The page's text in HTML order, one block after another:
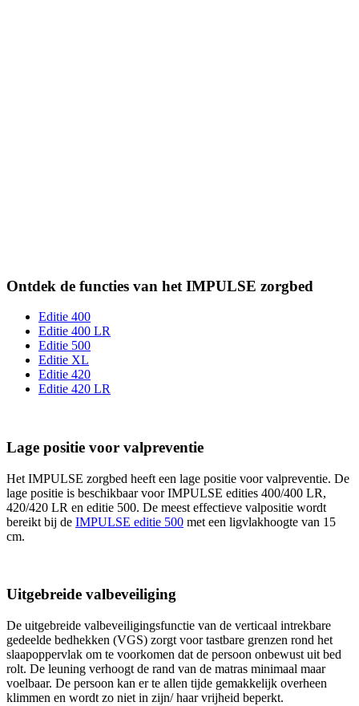
Ontdek de functies van het IMPULSE zorgbed
Editie ­400
Editie ­400 LR
Editie ­500
Editie ­XL
Editie ­420
Editie ­420 LR
Lage positie voor valpreventie
Het IMPULSE zorgbed heeft een lage positie voor valpreventie. De
lage positie is beschikbaar voor IMPULSE edities 400/400 LR,
420/420 LR en editie 500. De meest effectieve valpositie wordt
bereikt bij de IMPULSE editie 500 met een ligvlakhoogte van 15
cm.
Uitgebreide valbeveiliging
De uitgebreide valbeveiligingsfunctie van de verticaal intrekbare
gedeelde bedhekken (VGS) zorgt voor tastbare grenzen rond het
slaapoppervlak om te voorkomen dat de persoon onbewust uit bed
rolt. De leuning verhoogt de rand van de matras minimaal maar
voelbaar. De persoon kan er te allen tijde gemakkelijk overheen
klimmen en wordt zo niet in zijn/ haar vrijheid beperkt.